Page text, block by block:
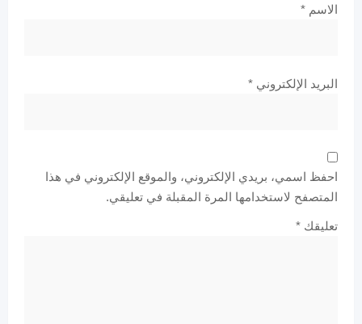
الاسم *
البريد الإلكتروني *
احفظ اسمي، بريدي الإلكتروني، والموقع الإلكتروني في هذا
المتصفح لاستخدامها المرة المقبلة في تعليقي.
تعليقك *